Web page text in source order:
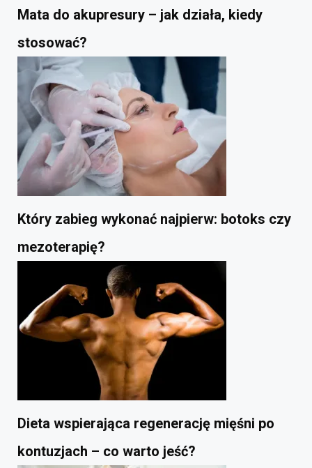
Mata do akupresury – jak działa, kiedy
stosować?
Który zabieg wykonać najpierw: botoks czy
mezoterapię?
Dieta wspierająca regenerację mięśni po
kontuzjach – co warto jeść?